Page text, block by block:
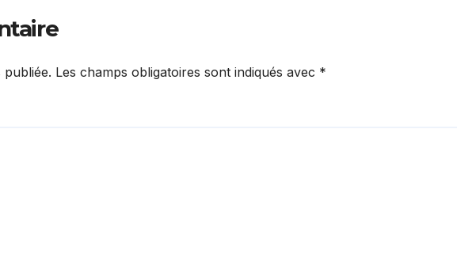
publiée. Les champs obligatoires sont indiqués avec *